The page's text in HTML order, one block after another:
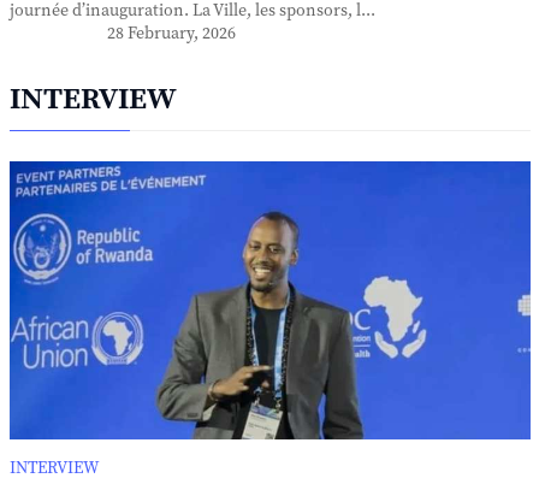
journée d’inauguration. La Ville, les sponsors, l...
28 February, 2026
INTERVIEW
INTERVIEW